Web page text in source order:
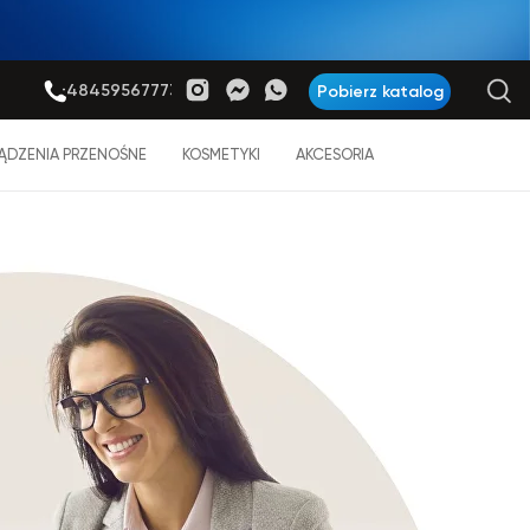
Pobierz katalog
+48459567773
PRZENOŚNE KOSMETYKI AKCESORIA